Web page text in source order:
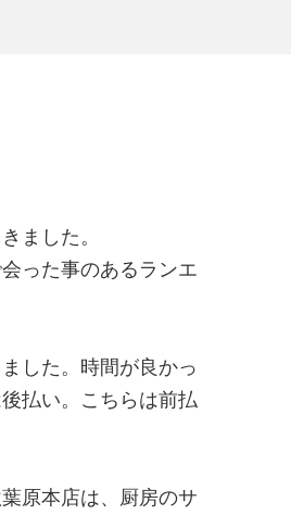
ました。
った事のあるランエ
した。時間が良かっ
払い。こちらは前払
原本店は、厨房のサ